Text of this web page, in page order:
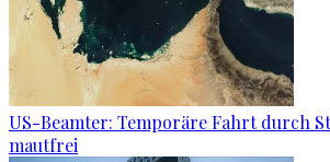
US-Beamter: Temporäre Fahrt durch
mautfrei